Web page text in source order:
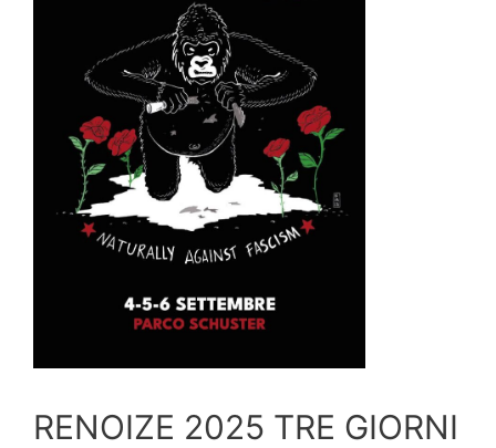
RENOIZE 2025 TRE GIORNI